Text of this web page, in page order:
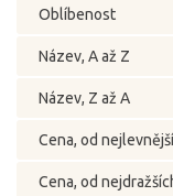
Oblíbenost
Název, A až Z
Název, Z až A
Cena, od
Cena, od